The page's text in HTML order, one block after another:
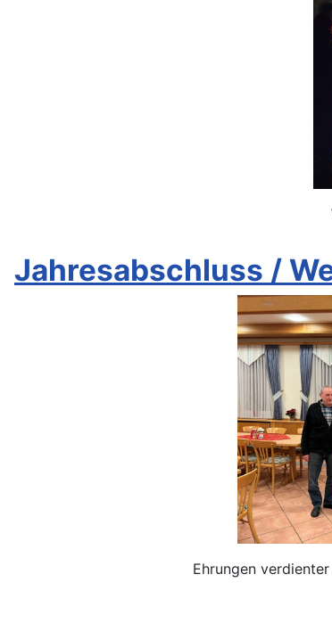
Wintergrillen an
Jahresabschluss /
Ehrungen verdienter Mitglieder